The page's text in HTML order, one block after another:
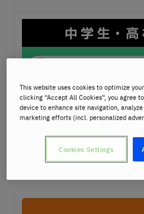
This website uses cookies to optimize
clicking “Accept All Cookies”, you agree
device to enhance site navigation,
marketing efforts (incl. personalized
Cookies Settings